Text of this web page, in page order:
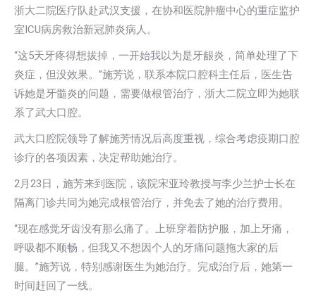
浙大二院医疗队赴武汉支援，在协和医院肿瘤中心的重症监护
室ICU病房救治新冠肺炎病人。
“这5天牙疼得想拔掉，一开始我以为是牙龈炎，简单处理了下
炎症，但没效果。”施芳说，联系本院口腔科主任后，医生告
诉她是牙髓炎的问题，需要做根管治疗，浙大二院立即为她联
系了武大口腔。
武大口腔院领导了解施芳情况后高度重视，综合考虑疫期口腔
诊疗的各项因素，决定帮助她治疗。
2月23日，施芳来到医院，该院宋亚玲教授与李少兰护士长在
隔离门诊共同为她完成根管治疗，并免去了她的治疗费用。
“现在感觉牙齿没有那么痛了。上班穿着防护服，加上牙痛，
呼吸都不顺畅，但我又不想因个人的牙痛问题拖大家的后
腿。”施芳说，特别感谢医生为她治疗。完成治疗后，她第一
时间赶回了一线。